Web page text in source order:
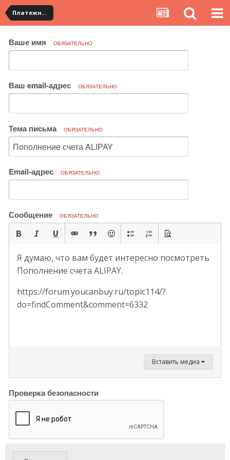
Платежная система ALIPAY и оплата банковскими картами
Ваше имя ОБЯЗАТЕЛЬНО
Ваш email-адрес ОБЯЗАТЕЛЬНО
Тема письма ОБЯЗАТЕЛЬНО
Email-адрес ОБЯЗАТЕЛЬНО
Сообщение ОБЯЗАТЕЛЬНО
Я думаю, что вам будет интересно посмотреть
Пополнение счета ALIPAY.
https://forum.youcanbuy.ru/topic114/?
do=findComment&comment=6332
Вставить медиа
Проверка безопасности